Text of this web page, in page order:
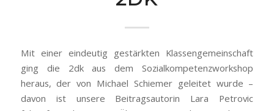
Mit einer eindeutig gestärkten Klassengemeinschaft
ging die 2dk aus dem Sozialkompetenzworkshop
heraus, der von Michael Schiemer geleitet wurde –
davon ist unsere Beitragsautorin Lara Petrovic